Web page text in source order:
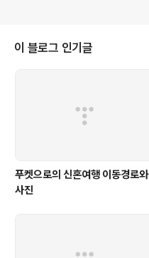
이 블로그 인기글
푸켓으로의 신혼여행 이동경로와
사진